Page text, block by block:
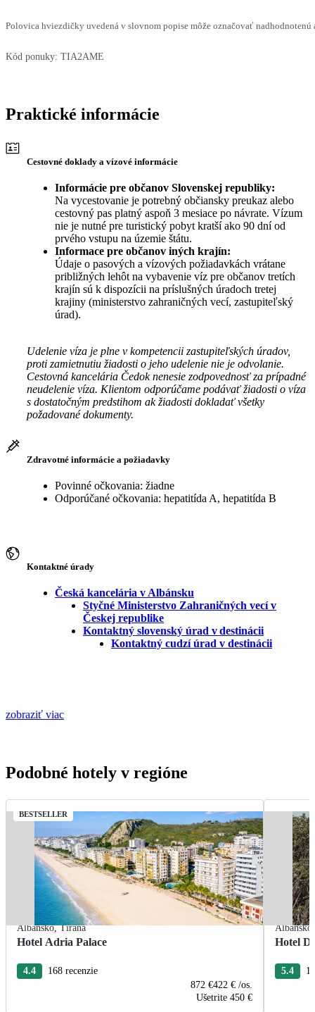
Polovica hviezdičky uvedená v slovnom popise môže označovať
Kód ponuky: TIA2AME
Praktické informácie
Cestovné doklady a vízové informácie
Informácie pre občanov Slovenskej republiky:
Na vycestovanie je potrebný občiansky preukaz alebo
cestovný pas platný aspoň 3 mesiace po návrate. Vízum
nie je nutné pre turistický pobyt kratší ako 90 dní od
prvého vstupu na územie štátu.
Informace pre občanov iných krajín:
Údaje o pasových a vízových požiadavkách vrátane
približných lehôt na vybavenie víz pre občanov tretích
krajín sú k dispozícii na príslušných úradoch tretej
krajiny (ministerstvo zahraničných vecí, zastupiteľský
úrad).
Udelenie víza je plne v kompetencii zastupiteľských úradov,
proti zamietnutiu žiadosti o jeho udelenie nie je odvolanie.
Cestovná kancelária Čedok nenesie zodpovednosť za prípadné
neudelenie víza. Klientom odporúčame podávať žiadosti o víza
s dostatočným predstihom ak žiadosti dokladať všetky
požadované dokumenty.
Zdravotné informácie a požiadavky
Povinné očkovania: žiadne
Odporúčané očkovania: hepatitída A, hepatitída B
Kontaktné úrady
Česká kancelária v Albánsku
Styčné Ministerstvo Zahraničných vecí v
Českej republike
Kontaktný slovenský úrad v destinácii
Kontaktný cudzí úrad v destinácii
zobraziť viac
Podobné hotely v regióne
BESTSELLER
Albánsko,Tirana
Hotel Adria Palace
4.4
168 recenzie
872 €422 € /os.
Ušetrite 450 €
Albánsko
Hotel
5.4